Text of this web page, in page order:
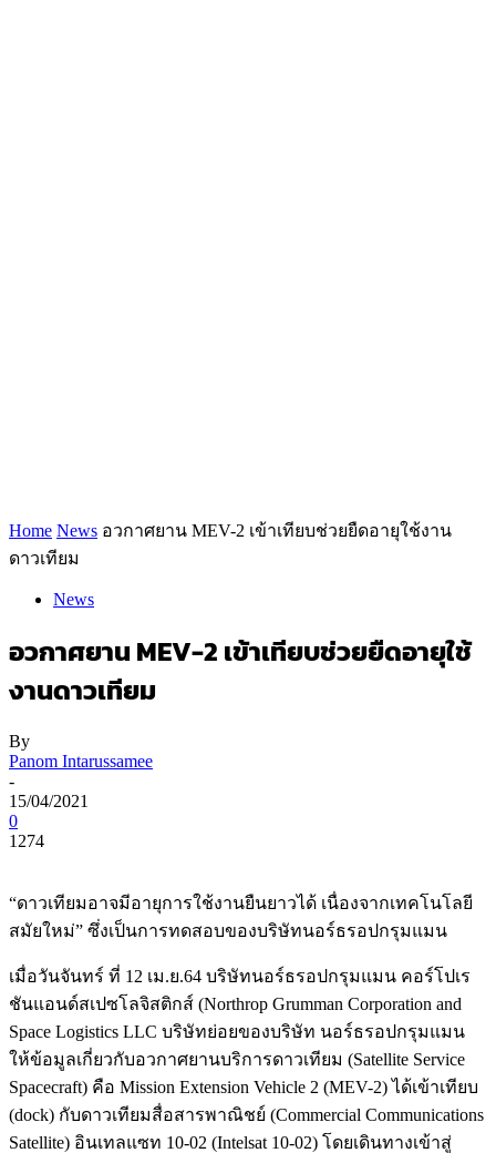
Home News อวกาศยาน MEV-2 เข้าเทียบช่วยยืดอายุใช้งาน
ดาวเทียม
News
อวกาศยาน MEV-2 เข้าเทียบช่วยยืดอายุใช้
งานดาวเทียม
By
Panom Intarussamee
-
15/04/2021
0
1274
“ดาวเทียมอาจมีอายุการใช้งานยืนยาวได้ เนื่องจากเทคโนโลยี
สมัยใหม่” ซึ่งเป็นการทดสอบของบริษัทนอร์ธรอปกรุมแมน
เมื่อวันจันทร์ ที่ 12 เม.ย.64 บริษัทนอร์ธรอปกรุมแมน คอร์โปเร
ชันแอนด์สเปซโลจิสติกส์ (Northrop Grumman Corporation and
Space Logistics LLC บริษัทย่อยของบริษัท นอร์ธรอปกรุมแมน
ให้ข้อมูลเกี่ยวกับอวกาศยานบริการดาวเทียม (Satellite Service
Spacecraft) คือ Mission Extension Vehicle 2 (MEV-2) ได้เข้าเทียบ
(dock) กับดาวเทียมสื่อสารพาณิชย์ (Commercial Communications
Satellite) อินเทลแซท 10-02 (Intelsat 10-02) โดยเดินทางเข้าสู่